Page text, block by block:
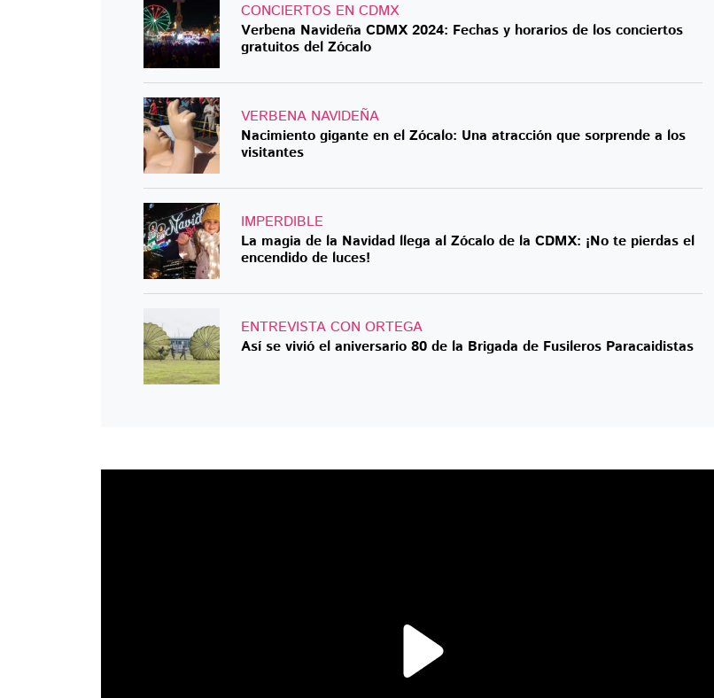
CONCIERTOS EN CDMX
Verbena Navideña CDMX 2024: Fechas y horarios de los conciertos
gratuitos del Zócalo
VERBENA NAVIDEÑA
Nacimiento gigante en el Zócalo: Una atracción que sorprende a los
visitantes
IMPERDIBLE
La magia de la Navidad llega al Zócalo de la CDMX: ¡No te pierdas el
encendido de luces!
ENTREVISTA CON ORTEGA
Así se vivió el aniversario 80 de la Brigada de Fusileros Paracaidistas